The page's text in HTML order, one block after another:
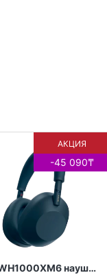
НОВИНКА
АКЦИЯ
-45 090₸
Sony WH1000XM6 наушники беспроводные, цвет синий